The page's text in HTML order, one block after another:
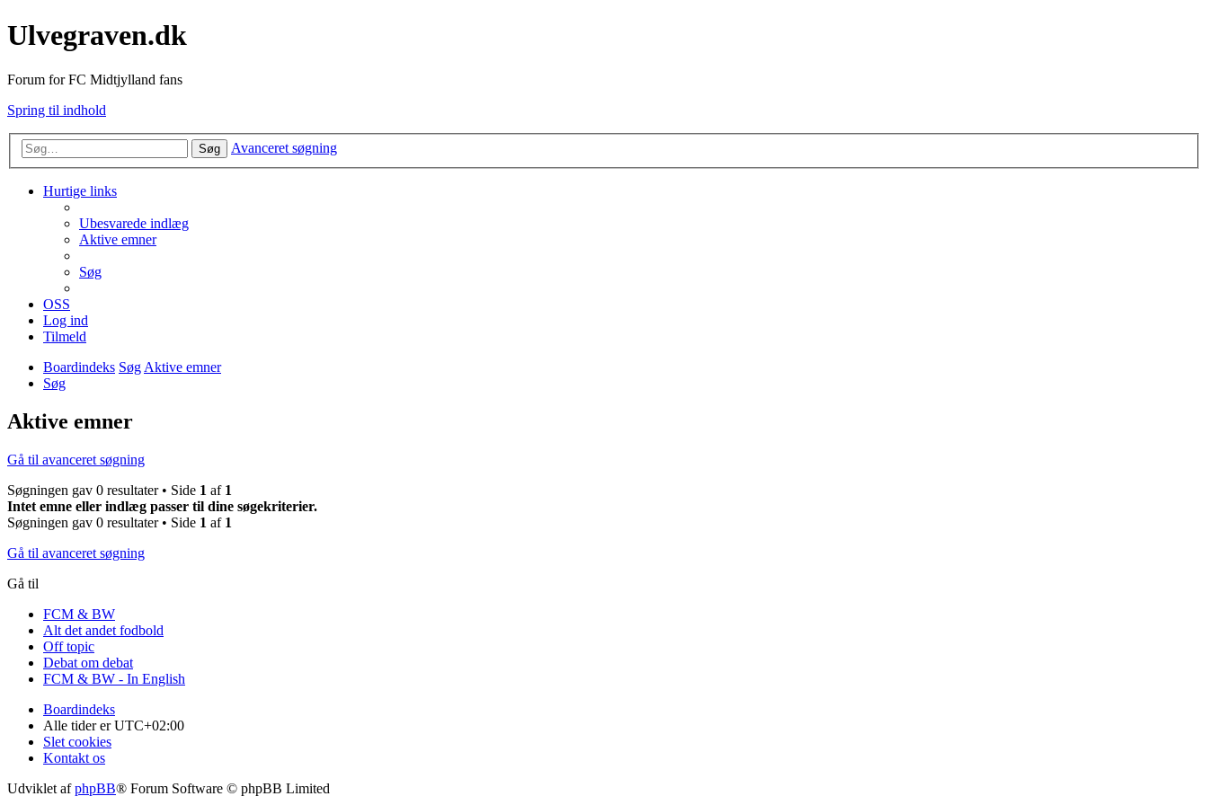
Ulvegraven.dk
Forum for FC Midtjylland fans
Spring til indhold
Søg Avanceret søgning
Hurtige links
Ubesvarede indlæg
Aktive emner
Søg
OSS
Log ind
Tilmeld
Boardindeks SøgAktive emner
Søg
Aktive emner
Gå til avanceret søgning
Søgningen gav 0 resultater • Side 1 af 1
Intet emne eller indlæg passer til dine søgekriterier.
Søgningen gav 0 resultater • Side 1 af 1
Gå til avanceret søgning
Gå til
FCM & BW
Alt det andet fodbold
Off topic
Debat om debat
FCM & BW - In English
Boardindeks
Alle tider erUTC+02:00
Slet cookies
Kontakt os
Udviklet afphpBB® Forum Software © phpBB Limited